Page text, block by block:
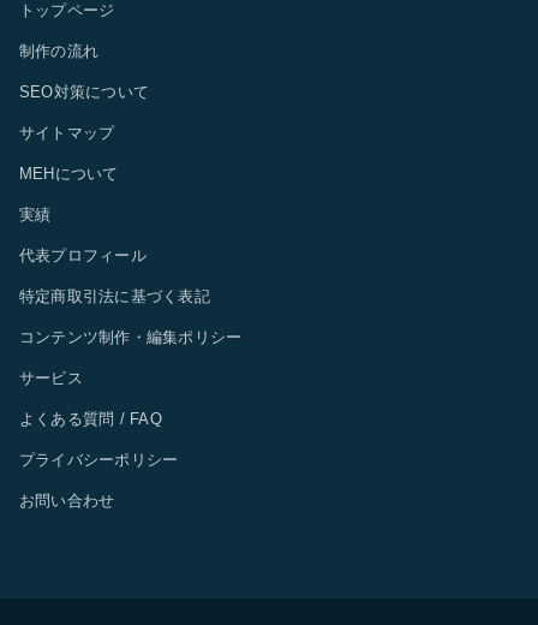
トップページ
制作の流れ
SEO対策について
サイトマップ
MEHについて
実績
代表プロフィール
特定商取引法に基づく表記
コンテンツ制作・編集ポリシー
サービス
よくある質問 / FAQ
プライバシーポリシー
お問い合わせ